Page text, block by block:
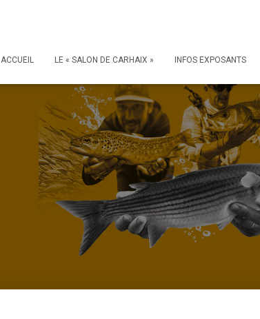
ACCUEIL LE « SALON DE CARHAIX » INFOS EXPOSANTS